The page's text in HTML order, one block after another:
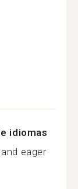
idiomas
eager